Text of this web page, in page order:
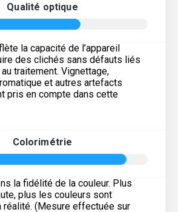
Qualité optique
la capacité de l’appareil
des clichés sans défauts liés
au traitement. Vignettage,
et autres artefacts
pris en compte dans cette
Colorimétrie
la fidélité de la couleur. Plus
plus les couleurs sont
réalité. (Mesure effectuée sur